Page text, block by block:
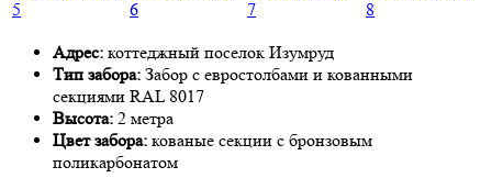
Адрес: коттеджный поселок Изумруд
Тип забора: Забор с евростолбами и кованными
секциями RAL 8017
Высота: 2 метра
Цвет забора: кованые секции с бронзовым
поликарбонатом